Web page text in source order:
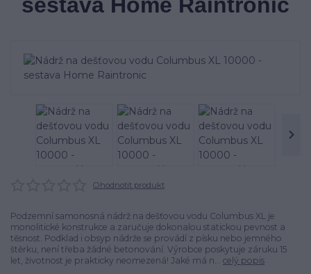
Ohodnotit produkt
Podzemní samonosná nádrž na dešťovou vodu Columbus XL je
monolitické konstrukce a zaručuje dokonalou statickou pevnost a
těsnost. Podklad i obsyp nádrže se provádí z písku nebo jemného
štěrku, není třeba žádné betonování. Výrobce poskytuje záruku 15
let, životnost je prakticky neomezená! Jaké má n... celý popis